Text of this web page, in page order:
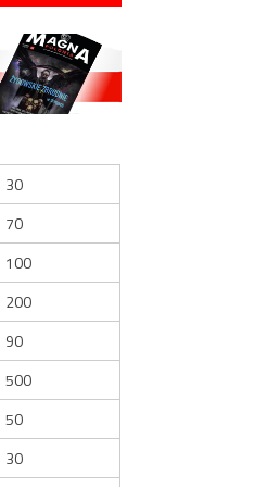
30
70
100
200
90
500
50
30